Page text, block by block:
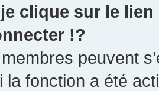
clique sur le lien
!?
peuvent
la fonction a été